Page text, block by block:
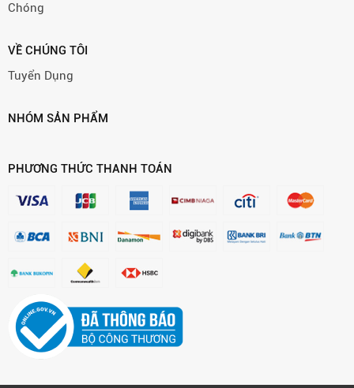
Chóng
VỀ CHÚNG TÔI
Tuyển Dụng
NHÓM SẢN PHẨM
PHƯƠNG THỨC THANH TOÁN